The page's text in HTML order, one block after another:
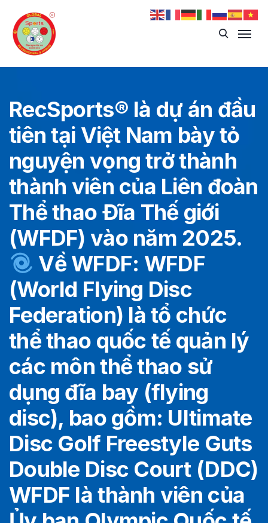
RecSports®️ là dự án đầu
tiên tại Việt Nam bày tỏ
nguyện vọng trở thành
thành viên của Liên đoàn
Thể thao Đĩa Thế giới
(WFDF) vào năm 2025.
Về WFDF: WFDF
(World Flying Disc
Federation) là tổ chức
thể thao quốc tế quản lý
các môn thể thao sử
dụng đĩa bay (flying
disc), bao gồm: Ultimate
Disc Golf Freestyle Guts
Double Disc Court (DDC)
WFDF là thành viên của